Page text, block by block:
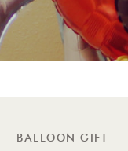
BALLOON GIFT